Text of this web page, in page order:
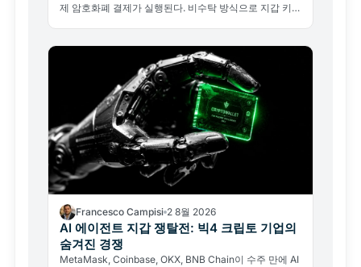
제 암호화폐 결제가 실행된다. 비수탁 방식으로 지갑 키를
Francesco Campisi 2 8월 2026
AI 에이전트 지갑 쟁탈전: 빅4 크립토 기업의
숨겨진 경쟁
MetaMask, Coinbase, OKX, BNB Chain이 수주 만에 AI